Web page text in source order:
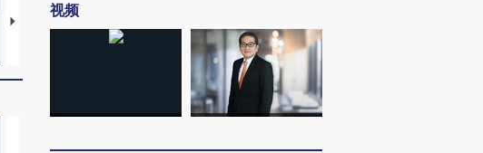
马航飞行员跨国走私7万
粒摇头丸 尿检体内含3种
度Z世代 用街头抗争将教
育部长拱下台
机”？难民潮撕裂西班牙
飞地休达
视频